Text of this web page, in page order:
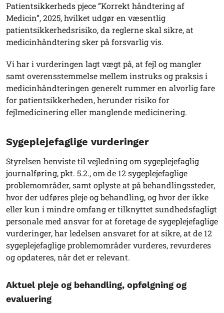
Patientsikkerheds pjece ”Korrekt håndtering af
Medicin”, 2025, hvilket udgør en væsentlig
patientsikkerhedsrisiko, da reglerne skal sikre, at
medicinhåndtering sker på forsvarlig vis.
Vi har i vurderingen lagt vægt på, at fejl og mangler
samt overensstemmelse mellem instruks og praksis i
medicinhåndteringen generelt rummer en alvorlig fare
for patientsikkerheden, herunder risiko for
fejlmedicinering eller manglende medicinering.
Sygeplejefaglige vurderinger
Styrelsen henviste til vejledning om sygeplejefaglig
journalføring, pkt. 5.2., om de 12 sygeplejefaglige
problemområder, samt oplyste at på behandlingssteder,
hvor der udføres pleje og behandling, og hvor der ikke
eller kun i mindre omfang er tilknyttet sundhedsfagligt
personale med ansvar for at foretage de sygeplejefaglige
vurderinger, har ledelsen ansvaret for at sikre, at de 12
sygeplejefaglige problemområder vurderes, revurderes
og opdateres, når det er relevant.
Aktuel pleje og behandling, opfølgning og
evaluering